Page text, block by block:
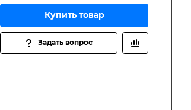
Купить товар
Задать вопрос